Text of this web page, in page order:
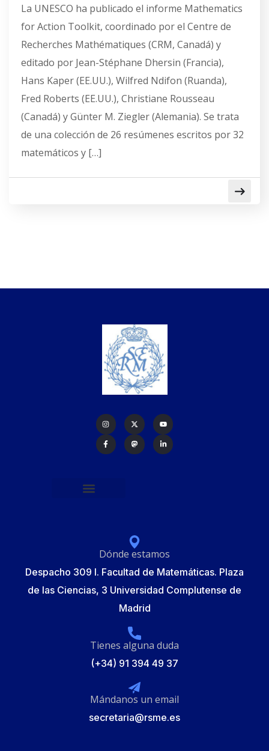
La UNESCO ha publicado el informe Mathematics
for Action Toolkit, coordinado por el Centre de
Recherches Mathématiques (CRM, Canadá) y
editado por Jean-Stéphane Dhersin (Francia),
Hans Kaper (EE.UU.), Wilfred Ndifon (Ruanda),
Fred Roberts (EE.UU.), Christiane Rousseau
(Canadá) y Günter M. Ziegler (Alemania). Se trata
de una colección de 26 resúmenes escritos por 32
matemáticos y […]
Dónde estamos
Despacho 309 I. Facultad de Matemáticas. Plaza
de las Ciencias, 3 Universidad Complutense de
Madrid
Tienes alguna duda
(+34) 91 394 49 37
Mándanos un email
secretaria@rsme.es